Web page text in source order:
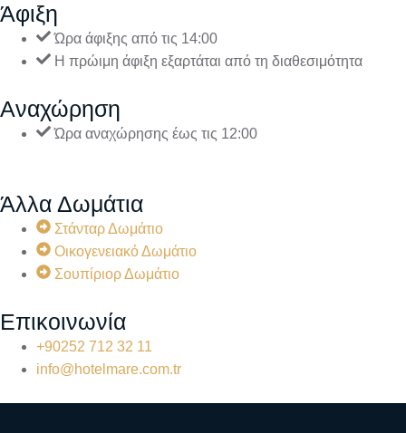
Άφιξη
Ώρα άφιξης από τις 14:00
Η πρώιμη άφιξη εξαρτάται από τη διαθεσιμότητα
Αναχώρηση
Ώρα αναχώρησης έως τις 12:00
Άλλα Δωμάτια
Στάνταρ Δωμάτιο
Οικογενειακό Δωμάτιο
Σουπίριορ Δωμάτιο
Επικοινωνία
+90252 712 32 11
info@hotelmare.com.tr